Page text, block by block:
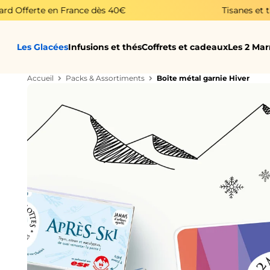
Passer au contenu
dès 40€ Tisanes et thés fabriqués en
Les GlacéesInfusions et thésCoffrets et cadeauxLes 2
Accueil Packs & Assortiments Boîte métal garnie Hiver